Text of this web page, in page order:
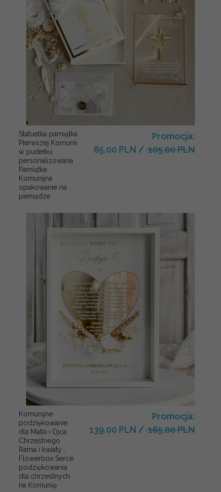
Statuetka pamiątka
Pierwszej Komunii
w pudełku,
personalizowana
Pamiątka
Komunijna
opakowanie na
pieniądze
Promocja:
85.00 PLN / 105.00 PLN
Komunijne
podziękowanie
dla Matki i Ojca
Chrzestnego
Rama i kwiaty ,
Flowerbox Serce
podziękowania
dla chrzestnych
na Komunię
Promocja:
139.00 PLN / 165.00 PLN